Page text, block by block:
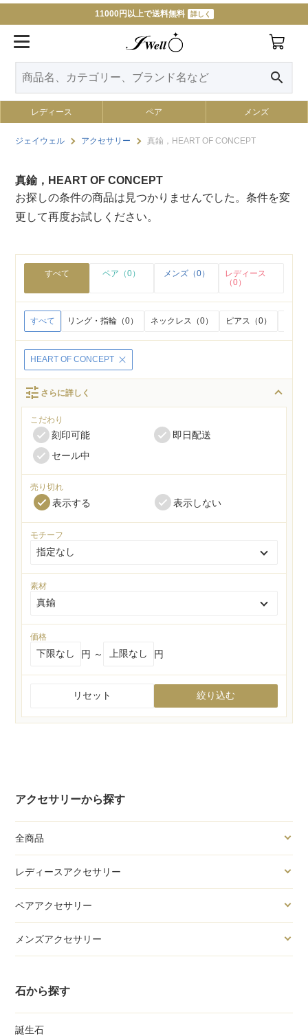
11000円以上で送料無料 詳しく
search
レディース ペア メンズ
ジェイウェル アクセサリー 真鍮，HEART OF CONCEPT
アクセサリーから探す
全商品
レディースアクセサリー
ペアアクセサリー
メンズアクセサリー
石から探す
誕生石
真鍮，HEART OF CONCEPT
お探しの条件の商品は見つかりませんでした。条件を変
更して再度お試しください。
すべて ペア（0） メンズ（0）
レディース
（0）
すべて リング・指輪（0） ネックレス（0） ピアス（0）
HEART OF CONCEPT
tune さらに詳しく
こだわり
刻印可能
即日配送
セール中
売り切れ
表示する 表示しない
モチーフ
素材
価格
円 ～ 円
リセット 絞り込む